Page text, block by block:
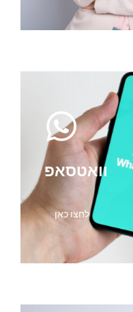
וואטסאפ
לחצו כאן